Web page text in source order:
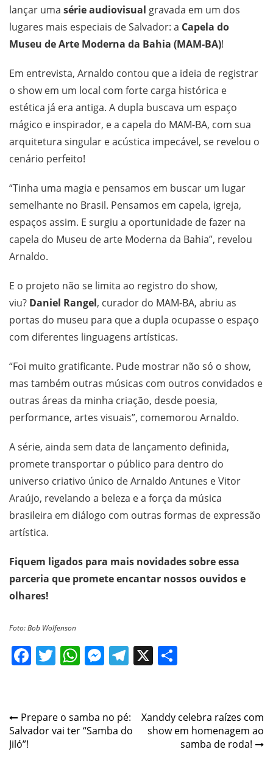
lançar uma série audiovisual gravada em um dos
lugares mais especiais de Salvador: a Capela do
Museu de Arte Moderna da Bahia (MAM-BA)!
Em entrevista, Arnaldo contou que a ideia de registrar
o show em um local com forte carga histórica e
estética já era antiga. A dupla buscava um espaço
mágico e inspirador, e a capela do MAM-BA, com sua
arquitetura singular e acústica impecável, se revelou o
cenário perfeito!
“Tinha uma magia e pensamos em buscar um lugar
semelhante no Brasil. Pensamos em capela, igreja,
espaços assim. E surgiu a oportunidade de fazer na
capela do Museu de arte Moderna da Bahia”, revelou
Arnaldo.
E o projeto não se limita ao registro do show,
viu? Daniel Rangel, curador do MAM-BA, abriu as
portas do museu para que a dupla ocupasse o espaço
com diferentes linguagens artísticas.
“Foi muito gratificante. Pude mostrar não só o show,
mas também outras músicas com outros convidados e
outras áreas da minha criação, desde poesia,
performance, artes visuais”, comemorou Arnaldo.
A série, ainda sem data de lançamento definida,
promete transportar o público para dentro do
universo criativo único de Arnaldo Antunes e Vitor
Araújo, revelando a beleza e a força da música
brasileira em diálogo com outras formas de expressão
artística.
Fiquem ligados para mais novidades sobre essa
parceria que promete encantar nossos ouvidos e
olhares!
Foto: Bob Wolfenson
Facebook
Twitter
WhatsApp
Messenger
Telegram
X
Post
navigation
Prepare o samba no pé:
Salvador vai ter “Samba do
Jiló”!
Xanddy celebra raízes com
show em homenagem ao
samba de roda!